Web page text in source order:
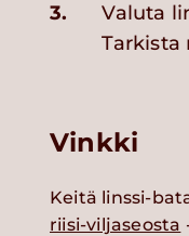
3.
Valuta
Tarkista
Vinkki
Keitä linssi-
riisi-viljaseosta